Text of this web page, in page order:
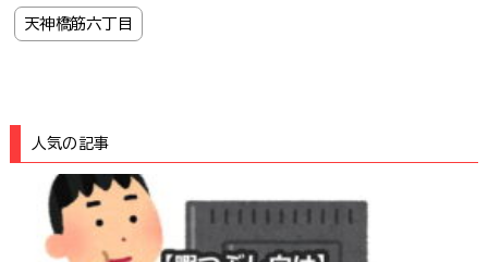
天神橋筋六丁目
人気の記事